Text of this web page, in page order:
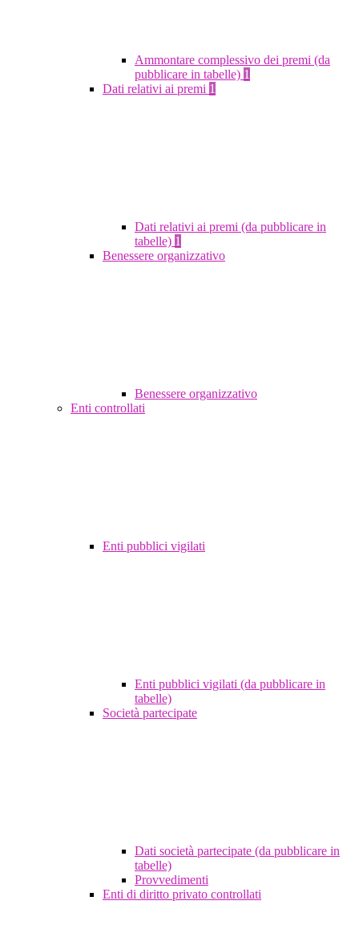
Ammontare complessivo dei premi (da
pubblicare in tabelle) 1
Dati relativi ai premi 1
Dati relativi ai premi (da pubblicare in
tabelle) 1
Benessere organizzativo
Benessere organizzativo
Enti controllati
Enti pubblici vigilati
Enti pubblici vigilati (da pubblicare in
tabelle)
Società partecipate
Dati società partecipate (da pubblicare in
tabelle)
Provvedimenti
Enti di diritto privato controllati